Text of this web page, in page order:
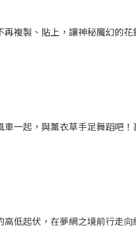
複製、貼上，讓神秘魔幻的
一起，與薰衣草手足舞蹈吧
低起伏，在夢網之境前行走向